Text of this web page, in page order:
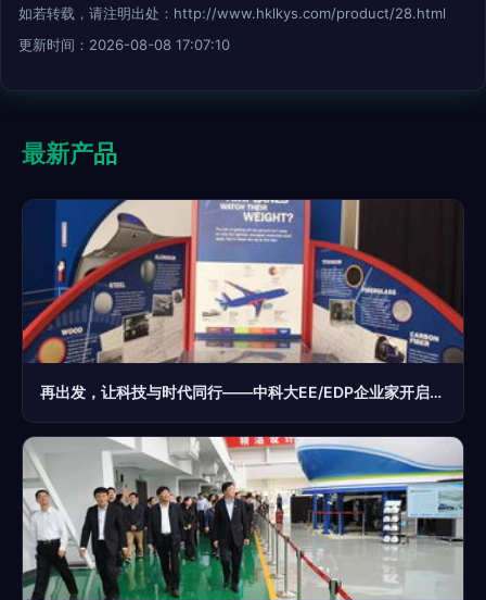
如若转载，请注明出处：http://www.hklkys.com/product/28.html
更新时间：2026-08-08 17:07:10
最新产品
再出发，让科技与时代同行——中科大EE/EDP企业家开启美国西海岸科技、金融、名校、名企商务投资游学之旅